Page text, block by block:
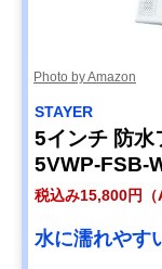
Photo by Amazon
STAYER
5インチ 防水
5VWP-FSB-
税込み15,800円（
水に濡れやす